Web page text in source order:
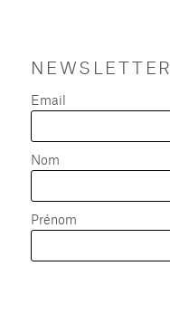
NEWSLETTER
Email
Nom
Prénom